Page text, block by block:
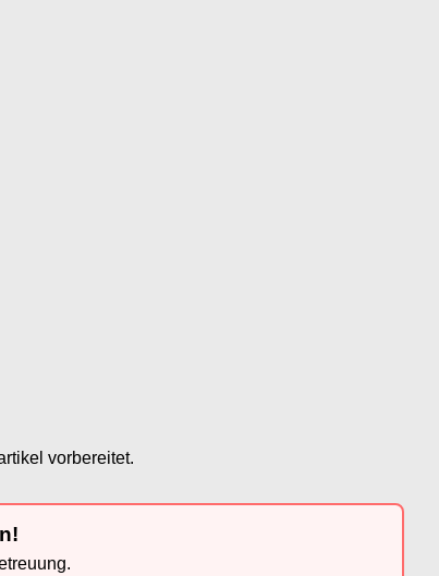
vorbereitet.